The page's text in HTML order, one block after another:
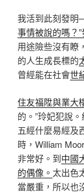
我活到此刻發
事情被說的嗎？
用途險些沒有瞭
的人生成長標的
曾經能在社會世
住友福陞與業大
的。”玲妃犯說
五經什麼易經及
時，William
非常好。到中國
的偶像。 太出色
當嚴重，所以也